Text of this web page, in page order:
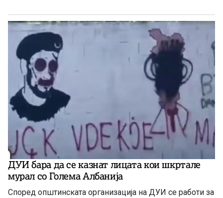
ДУИ бара да се казнат лицата кои шкртале
мурал со Голема Албанија
Според општинската организација на ДУИ се работи за